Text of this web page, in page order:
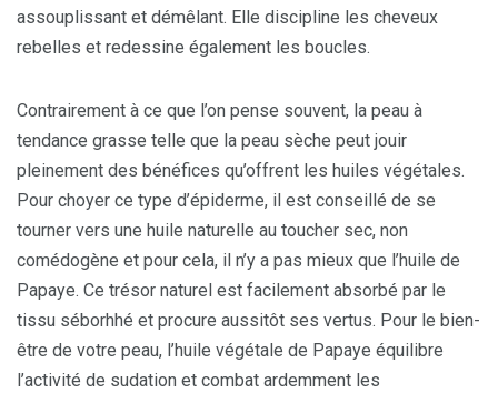
assouplissant et démêlant. Elle discipline les cheveux
rebelles et redessine également les boucles.
Contrairement à ce que l’on pense souvent, la peau à
tendance grasse telle que la peau sèche peut jouir
pleinement des bénéfices qu’offrent les huiles végétales.
Pour choyer ce type d’épiderme, il est conseillé de se
tourner vers une huile naturelle au toucher sec, non
comédogène et pour cela, il n’y a pas mieux que l’huile de
Papaye. Ce trésor naturel est facilement absorbé par le
tissu séborhhé et procure aussitôt ses vertus. Pour le bien-
être de votre peau, l’huile végétale de Papaye équilibre
l’activité de sudation et combat ardemment les